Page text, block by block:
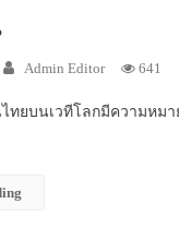
Admin Editor 641
ทยบนเวทีโลกมีความหมา